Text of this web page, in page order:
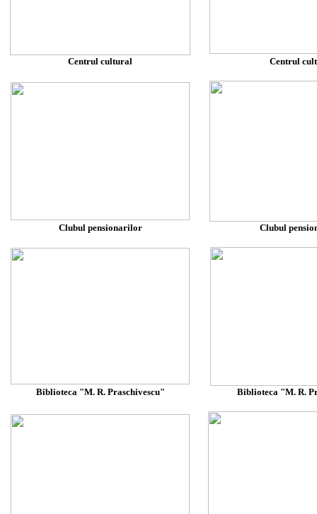
Centrul cultural Centrul
Clubul pensionarilor Clubul
Biblioteca "M. R. Praschivescu" Biblioteca "M. R.